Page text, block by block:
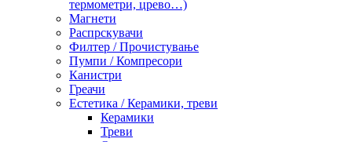
термометри, црево…)
Магнети
Распрскувачи
Филтер / Прочистување
Пумпи / Компресори
Канистри
Греачи
Естетика / Керамики, треви
Керамики
Треви